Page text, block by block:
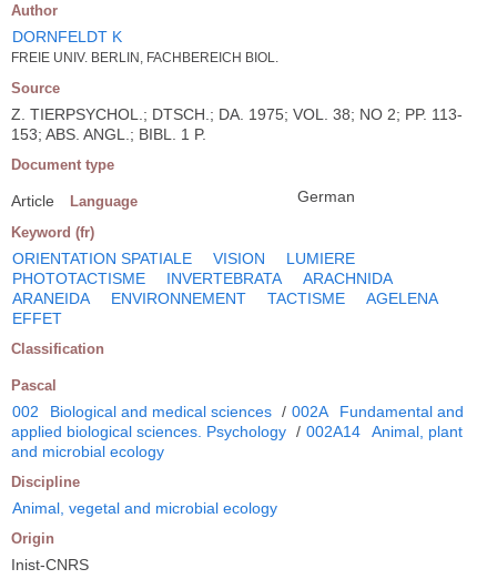
Author
DORNFELDT K
FREIE UNIV. BERLIN, FACHBEREICH BIOL.
Source
Z. TIERPSYCHOL.; DTSCH.; DA. 1975; VOL. 38; NO 2; PP. 113-
153; ABS. ANGL.; BIBL. 1 P.
Document type
Article Language German
Keyword (fr)
ORIENTATION SPATIALE VISION
LUMIERE
PHOTOTACTISME
INVERTEBRATA
ARACHNIDA
ARANEIDA
ENVIRONNEMENT TACTISME
AGELENA
EFFET
Classification
Pascal
002 Biological and medical sciences / 002A
Fundamental and
applied biological sciences. Psychology / 002A14
Animal, plant
and microbial ecology
Discipline
Animal, vegetal and microbial ecology
Origin
Inist-CNRS